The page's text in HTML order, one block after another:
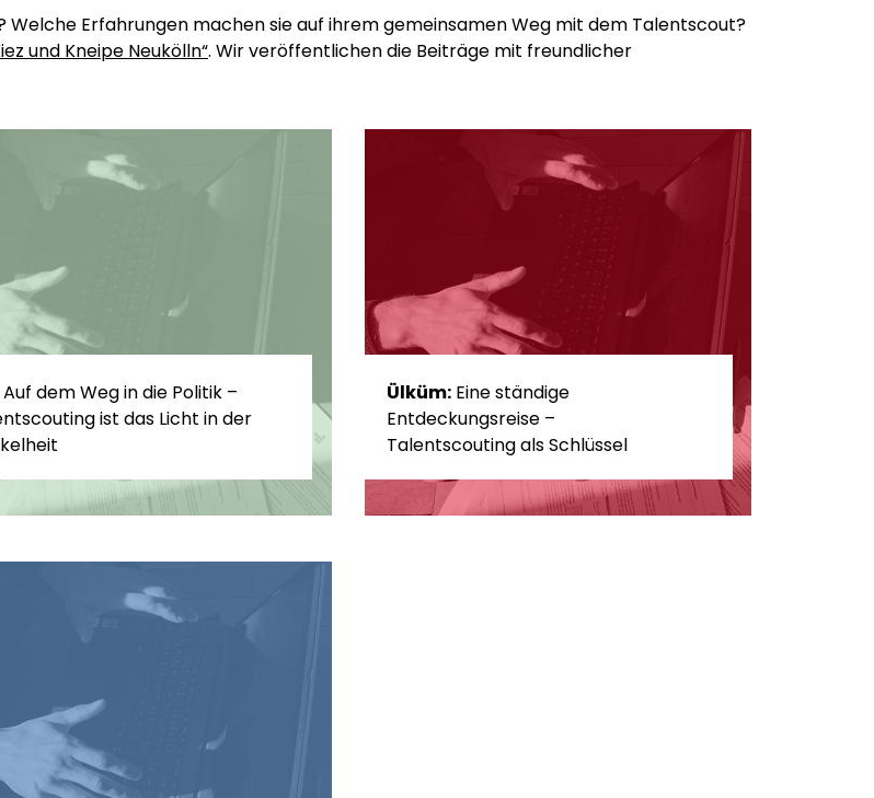
Erfahrungen machen sie auf ihrem gemeinsamen Weg mit dem Talentscout?
und Kneipe Neukölln“. Wir veröffentlichen die Beiträge mit freundlicher
Auf dem Weg in die Politik –
ist das Licht in der
Ülküm:Eine ständige
Entdeckungsreise –
Talentscouting als Schlüssel